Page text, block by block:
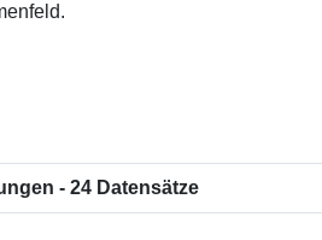
- 24 Datensätze